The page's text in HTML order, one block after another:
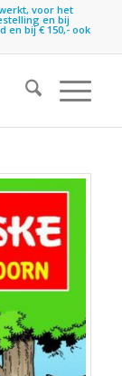
voor het
en bij
en bij € 150,- ook